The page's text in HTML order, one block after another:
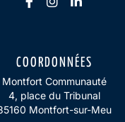
Lien vers le
Lien vers
Lien
COORDONNÉES
Montfort Communauté
4, place du Tribunal
Montfort-sur-Meu